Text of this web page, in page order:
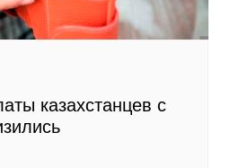
казахстанцев с